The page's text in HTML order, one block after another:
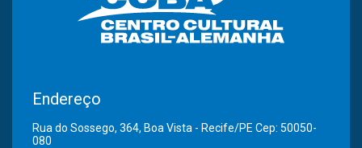
Endereço
Rua do Sossego, 364, Boa Vista - Recife/PE Cep: 50050-
080